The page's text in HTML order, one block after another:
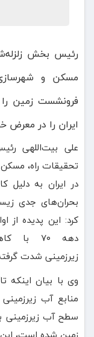
رئیس بخش
مسکن و
ایران را در معرض
علی بیت‌اللهی
تحقیقات راه،
در ایران به
بحران‌های جدی
دهه
زیرزمینی شدت
منابع آب
سطح آب